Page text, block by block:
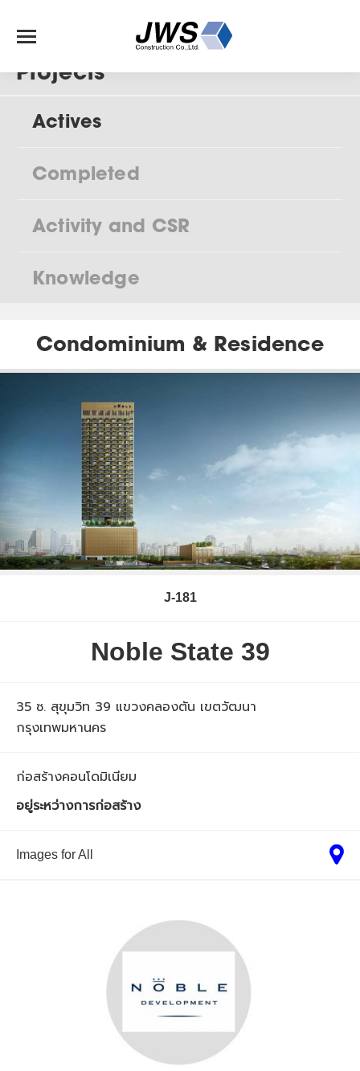
Projects
Actives
Completed
Activity and CSR
Knowledge
Condominium & Residence
J-181
Noble State 39
35 ซ. สุขุมวิท 39 แขวงคลองตัน เขตวัฒนา
กรุงเทพมหานคร
ก่อสร้างคอนโดมิเนียม
อยู่ระหว่างการก่อสร้าง
Images for All